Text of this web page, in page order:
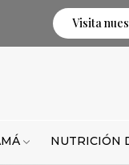
Visita
NUTRICIÓN